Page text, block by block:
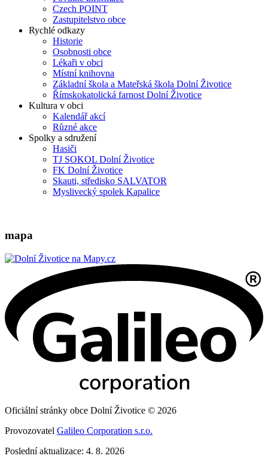
Czech POINT
Zastupitelstvo obce
Rychlé odkazy
Historie
Osobnosti obce
Lékaři v obci
Místní knihovna
Základní škola a Mateřská škola Dolní Životice
Římskokatolická farnost Dolní Životice
Kultura v obci
Kalendář akcí
Různé akce
Spolky a sdružení
Hasiči
TJ SOKOL Dolní Životice
FK Dolní Životice
Skauti, středisko SALVATOR
Myslivecký spolek Kapalice
mapa
Oficiální stránky obce Dolní Životice © 2026
Provozovatel Galileo Corporation s.r.o.
Poslední aktualizace: 4. 8. 2026